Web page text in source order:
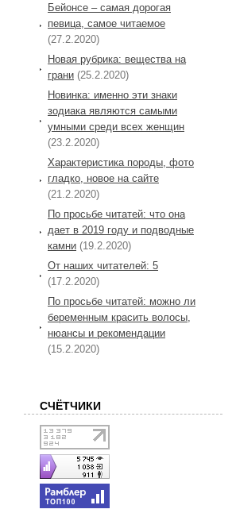
Бейонсе – самая дорогая
певица, самое читаемое
(27.2.2020)
Новая рубрика: вещества на
грани (25.2.2020)
Новинка: именно эти знаки
зодиака являются самыми
умными среди всех женщин
(23.2.2020)
Характеристика породы, фото
гладко, новое на сайте
(21.2.2020)
По просьбе читатей: что она
дает в 2019 году и подводные
камни (19.2.2020)
От наших читателей: 5
(17.2.2020)
По просьбе читатей: можно ли
беременным красить волосы,
нюансы и рекомендации
(15.2.2020)
СЧЁТЧИКИ